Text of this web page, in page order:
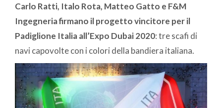
Carlo Ratti, Italo Rota, Matteo Gatto e F&M
Ingegneria firmano il progetto vincitore per il
Padiglione Italia all’Expo Dubai 2020: tre scafi di
navi capovolte con i colori della bandiera italiana.